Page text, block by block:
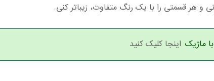
و هر قسمتی را با یک رنگ متفاوت، زیباتر کنی.
ماژیک اینجا کلیک کنید